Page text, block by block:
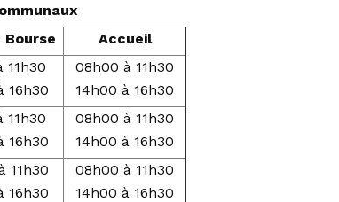
Accueil
11h30
16h30
08h00 à 11h30
14h00 à 16h30
11h30
16h30
08h00 à 11h30
14h00 à 16h30
11h30
16h30
08h00 à 11h30
14h00 à 16h30